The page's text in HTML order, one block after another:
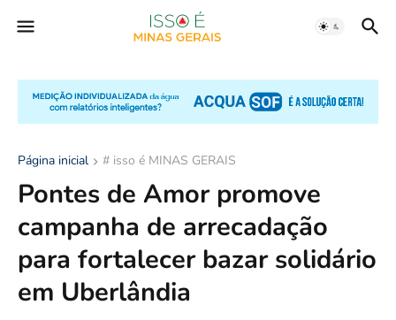
Página inicial # isso é MINAS GERAIS
Pontes de Amor promove
campanha de arrecadação
para fortalecer bazar solidário
em Uberlândia